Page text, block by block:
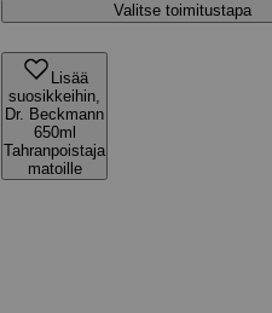
Valitse toimitustapa
Lisää
suosikkeihin,
Dr. Beckmann
650ml
Tahranpoistaja
matoille